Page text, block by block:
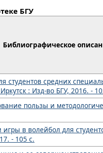
БГУ
Библиографическое
студентов средних
: Изд-во БГУ, 2016. -
пользы и
в волейбол для
- 105 с.